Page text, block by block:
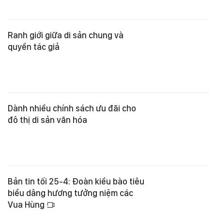
Ranh giới giữa di sản chung và
quyền tác giả
Dành nhiều chính sách ưu đãi cho
đô thị di sản văn hóa
Bản tin tối 25-4: Đoàn kiều bào tiêu
biểu dâng hương tưởng niệm các
Vua Hùng